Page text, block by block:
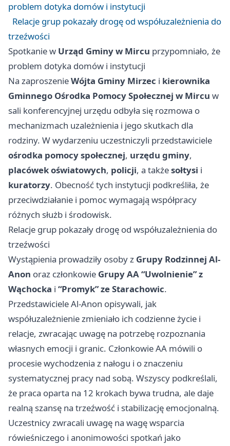
problem dotyka domów i instytucji
Relacje grup pokazały drogę od współuzależnienia do
trzeźwości
Spotkanie w Urząd Gminy w Mircu przypomniało, że
problem dotyka domów i instytucji
Na zaproszenieWójta Gminy Mirzec i kierownika
Gminnego Ośrodka Pomocy Społecznej w Mircu w
sali konferencyjnej urzędu odbyła się rozmowa o
mechanizmach uzależnienia i jego skutkach dla
rodziny. W wydarzeniu uczestniczyli przedstawiciele
ośrodka pomocy społecznej, urzędu gminy,
placówek oświatowych, policji, a takżesołtysi i
kuratorzy. Obecność tych instytucji podkreśliła, że
przeciwdziałanie i pomoc wymagają współpracy
różnych służb i środowisk.
Relacje grup pokazały drogę od współuzależnienia do
trzeźwości
Wystąpienia prowadziły osoby z Grupy Rodzinnej Al-
Anon oraz członkowie Grupy AA “Uwolnienie” z
Wąchocka i “Promyk” ze Starachowic.
Przedstawiciele Al-Anon opisywali, jak
współuzależnienie zmieniało ich codzienne życie i
relacje, zwracając uwagę na potrzebę rozpoznania
własnych emocji i granic. Członkowie AA mówili o
procesie wychodzenia z nałogu i o znaczeniu
systematycznej pracy nad sobą. Wszyscy podkreślali,
że praca oparta na 12 krokach bywa trudna, ale daje
realną szansę na trzeźwość i stabilizację emocjonalną.
Uczestnicy zwracali uwagę na wagę wsparcia
rówieśniczego i anonimowości spotkań jako